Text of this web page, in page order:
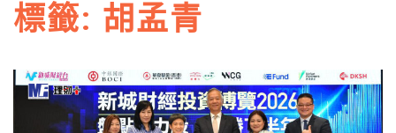
標籤: 胡孟青